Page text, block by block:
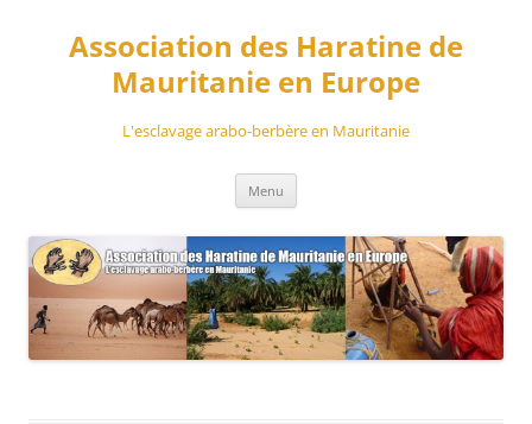
contenuAssociation des Haratine de
Mauritanie en Europe
L'esclavage arabo-berbère en Mauritanie
Menu